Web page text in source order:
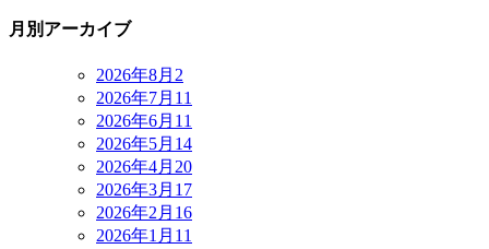
月別アーカイブ
2026年8月 2
2026年7月 11
2026年6月 11
2026年5月 14
2026年4月 20
2026年3月 17
2026年2月 16
2026年1月 11